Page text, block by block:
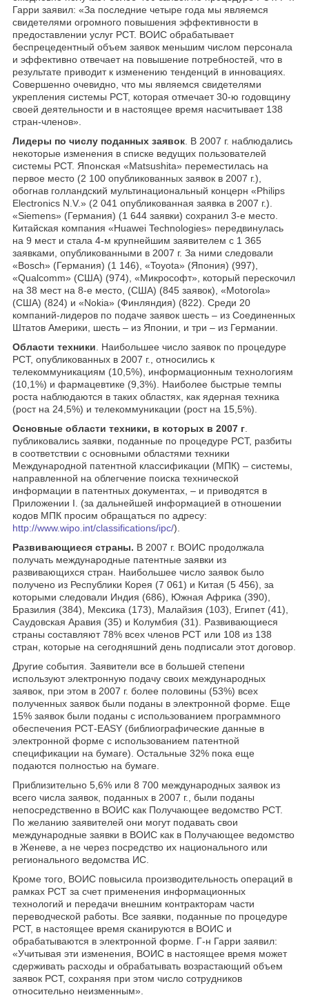
Гарри заявил: «За последние четыре года мы являемся
свидетелями огромного повышения эффективности в
предоставлении услуг РСТ. ВОИС обрабатывает
беспрецедентный объем заявок меньшим числом персонала
и эффективно отвечает на повышение потребностей, что в
результате приводит к изменению тенденций в инновациях.
Совершенно очевидно, что мы являемся свидетелями
укрепления системы РСТ, которая отмечает 30-ю годовщину
своей деятельности и в настоящее время насчитывает 138
стран-членов».
Лидеры по числу поданных заявок . В 2007 г. наблюдались
некоторые изменения в списке ведущих пользователей
системы РСТ. Японская «Matsushita» переместилась на
первое место (2 100 опубликованных заявок в 2007 г.),
обогнав голландский мультинациональный концерн «Philips
Electronics N.V.» (2 041 опубликованная заявка в 2007 г.).
«Siemens» (Германия) (1 644 заявки) сохранил 3-е место.
Китайская компания «Huawei Technologies» передвинулась
на 9 мест и стала 4-м крупнейшим заявителем с 1 365
заявками, опубликованными в 2007 г. За ними следовали
«Bosch» (Германия) (1 146), «Toyota» (Япония) (997),
«Qualcomm» (США) (974), «Микрософт», который перескочил
на 38 мест на 8-е место, (США) (845 заявок), «Motorola»
(США) (824) и «Nokia» (Финляндия) (822). Среди 20
компаний-лидеров по подаче заявок шесть – из Соединенных
Штатов Америки, шесть – из Японии, и три – из Германии.
Области техники . Наибольшее число заявок по процедуре
РСТ, опубликованных в 2007 г., относились к
телекоммуникациям (10,5%), информационным технологиям
(10,1%) и фармацевтике (9,3%). Наиболее быстрые темпы
роста наблюдаются в таких областях, как ядерная техника
(рост на 24,5%) и телекоммуникации (рост на 15,5%).
Основные области техники, в которых в 2007 г
публиковались заявки, поданные по процедуре РСТ, разбиты
в соответствии с основными областями техники
Международной патентной классификации (МПК) – системы,
направленной на облегчение поиска технической
информации в патентных документах, – и приводятся в
Приложении I. (за дальнейшей информацией в отношении
кодов МПК просим обращаться по адресу:
http://www.wipo.int/classifications/ipc/).
Развивающиеся страны. В 2007 г. ВОИС продолжала
получать международные патентные заявки из
развивающихся стран. Наибольшее число заявок было
получено из Республики Корея (7 061) и Китая (5 456), за
которыми следовали Индия (686), Южная Африка (390),
Бразилия (384), Мексика (173), Малайзия (103), Египет (41),
Саудовская Аравия (35) и Колумбия (31). Развивающиеся
страны составляют 78% всех членов РСТ или 108 из 138
стран, которые на сегодняшний день подписали этот договор.
Другие события. Заявители все в большей степени
используют электронную подачу своих международных
заявок, при этом в 2007 г. более половины (53%) всех
полученных заявок были поданы в электронной форме. Еще
15% заявок были поданы с использованием программного
обеспечения РСТ-EASY (библиографические данные в
электронной форме с использованием патентной
спецификации на бумаге). Остальные 32% пока еще
подаются полностью на бумаге.
Приблизительно 5,6% или 8 700 международных заявок из
всего числа заявок, поданных в 2007 г., были поданы
непосредственно в ВОИС как Получающее ведомство РСТ.
По желанию заявителей они могут подавать свои
международные заявки в ВОИС как в Получающее ведомство
в Женеве, а не через посредство их национального или
регионального ведомства ИС.
Кроме того, ВОИС повысила производительность операций в
рамках РСТ за счет применения информационных
технологий и передачи внешним контракторам части
переводческой работы. Все заявки, поданные по процедуре
РСТ, в настоящее время сканируются в ВОИС и
обрабатываются в электронной форме. Г-н Гарри заявил:
«Учитывая эти изменения, ВОИС в настоящее время может
сдерживать расходы и обрабатывать возрастающий объем
заявок РСТ, сохраняя при этом число сотрудников
относительно неизменным».